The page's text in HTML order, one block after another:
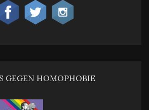
GEGEN HOMOPHOBIE